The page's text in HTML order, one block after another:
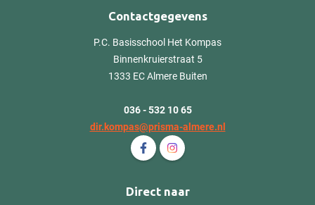
Contactgegevens
P.C. Basisschool Het Kompas
Binnenkruierstraat 5
1333 EC Almere Buiten
036 - 532 10 65
dir.kompas@prisma-almere.nl
Volg ons op Facebook P.C.
Volg ons op Instagram P.C.
Direct naar